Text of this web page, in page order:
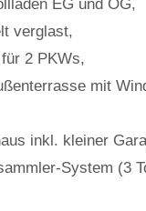
EG und OG,
verglast,
2 PKWs,
mit
inkl. kleiner
System (3